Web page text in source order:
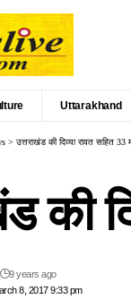
Uttarakhand
> उत्तराखंड की दिव्या रावत सहित 33
की
8, 2017 9:33 pm
9 years ago